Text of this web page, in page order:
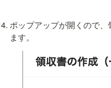
ポップアップが開くので、
ます。